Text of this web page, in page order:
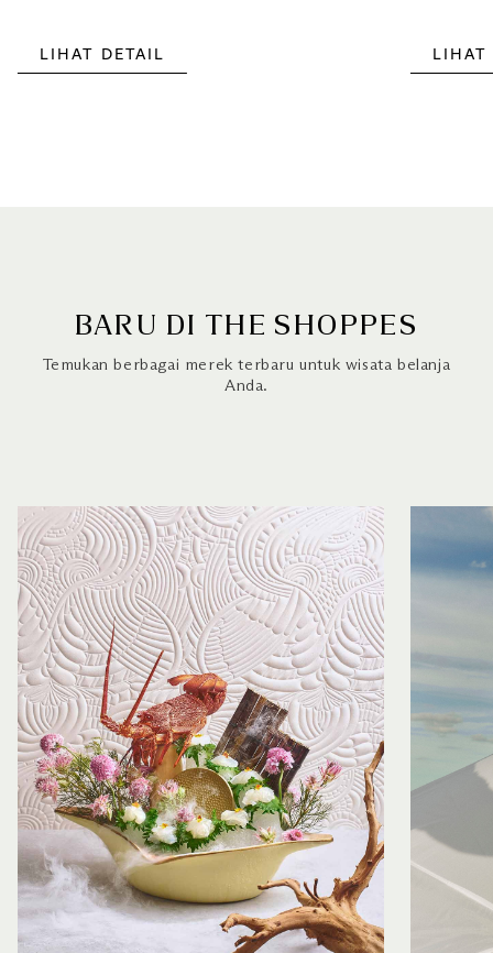
LIHAT DETAIL LIHAT
BARU DI THE SHOPPES
Temukan berbagai merek terbaru untuk wisata belanja
Anda.